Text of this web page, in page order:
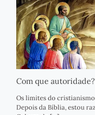
Com que
Os limites do
Depois da Bíblia, estou